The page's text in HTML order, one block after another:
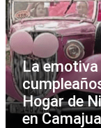
La
Hogar de
en